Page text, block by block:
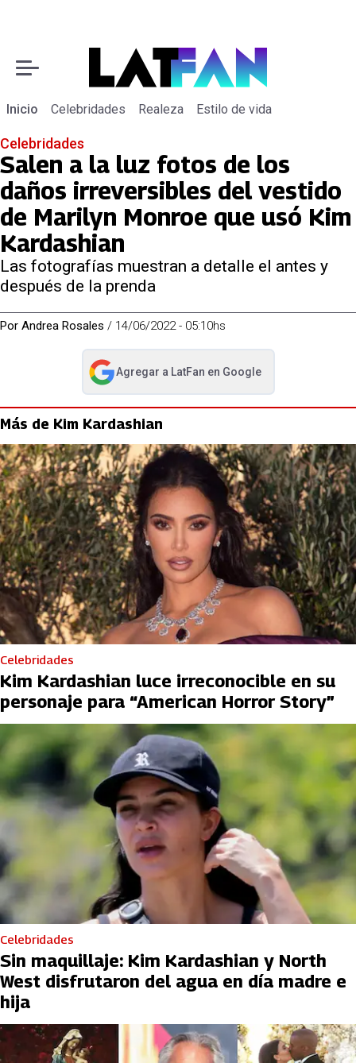
Inicio Celebridades Realeza Estilo de vida
Celebridades
Salen a la luz fotos de los
daños irreversibles del vestido
de Marilyn Monroe que usó Kim
Kardashian
Las fotografías muestran a detalle el antes y
después de la prenda
Por Andrea Rosales / 14/06/2022 - 05:10hs
Agregar a LatFan en Google
abre en nueva pestaña
Más de Kim Kardashian
Celebridades
Kim Kardashian luce irreconocible en su
personaje para “American Horror Story”
Celebridades
Sin maquillaje: Kim Kardashian y North
West disfrutaron del agua en día madre e
hija